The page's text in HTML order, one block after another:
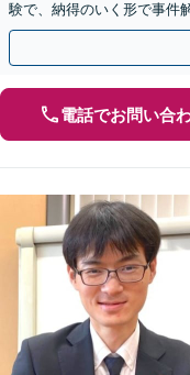
験で、納得のいく形で事件
も可能】取り調べ時のアド
電話でお問い合